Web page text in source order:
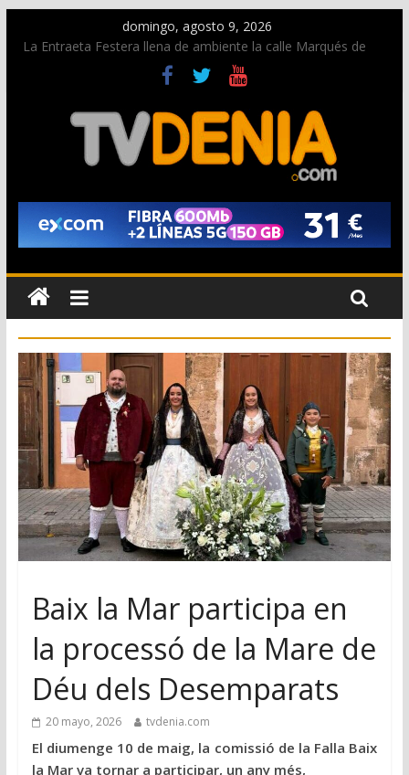
domingo, agosto 9, 2026
La Entraeta Festera llena de ambiente la calle Marqués de
Campo con la recepción a la Capitanía Cristiana
Dos personas fallecen en un grave accidente en la N-332
entre Benissa y Calp
Una nueva oportunidad para donar sangre en Cruz Roja
El bando moro protagonista en la Segunda Entraeta Festera
Paco Adsuar dona al Arxiu de Dénia más de 50.000 imágenes
de la memoria visual de la ciudad
Baix la Mar participa en
la processó de la Mare de
Déu dels Desemparats
20 mayo, 2026 tvdenia.com
El diumenge 10 de maig, la comissió de la Falla Baix
la Mar va tornar a participar, un any més,